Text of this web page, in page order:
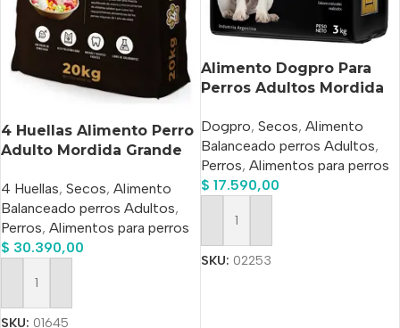
4 Huellas Alimento Perro
Adulto Mordida Grande
4 Huellas, Secos, Alimento
Balanceado perros Adultos,
Perros, Alimentos para perros
$ 30.390,00
Añadir Al Carrito
SKU: 01645
Alimento Dogpro Para
Perros Adultos Mordida
Dogpro, Secos, Alimento
Balanceado perros Adultos,
Perros, Alimentos para perros
$ 17.590,00
Añadir Al Carrito
SKU: 02253